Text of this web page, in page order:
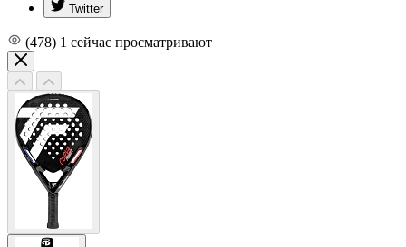
Twitter
(478) 1 сейчас просматривают